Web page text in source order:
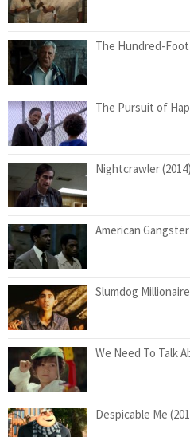
The Hundred-
The Pursuit of
Nightcrawler (2014)
American Gangster
Slumdog
We Need To Talk
Despicable Me